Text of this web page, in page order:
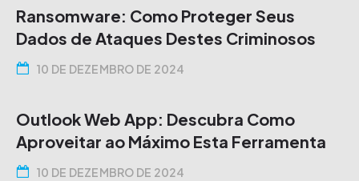
Ransomware: Como Proteger Seus
Dados de Ataques Destes Criminosos
10 DE DEZEMBRO DE 2024
Outlook Web App: Descubra Como
Aproveitar ao Máximo Esta Ferramenta
10 DE DEZEMBRO DE 2024